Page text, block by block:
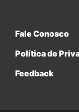
Fale Conosco
Política de
Feedback